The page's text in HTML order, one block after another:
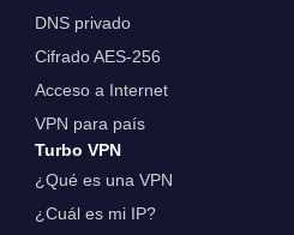
DNS privado
Cifrado AES-256
Acceso a Internet
VPN para país
Turbo VPN
¿Qué es una VPN
¿Cuál es mi IP?